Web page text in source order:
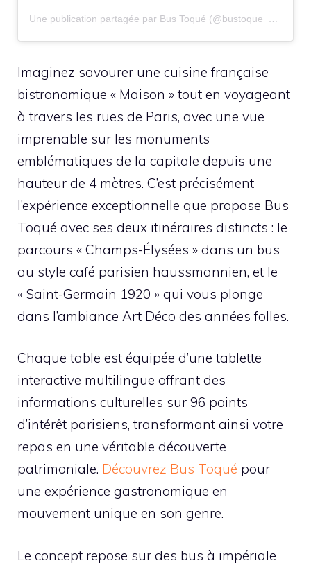
Une publication partagée par Bus Toqué (@bustoque_paris)
Imaginez savourer une cuisine française
bistronomique « Maison » tout en voyageant
à travers les rues de Paris, avec une vue
imprenable sur les monuments
emblématiques de la capitale depuis une
hauteur de 4 mètres. C’est précisément
l’expérience exceptionnelle que propose Bus
Toqué avec ses deux itinéraires distincts : le
parcours « Champs-Élysées » dans un bus
au style café parisien haussmannien, et le
« Saint-Germain 1920 » qui vous plonge
dans l’ambiance Art Déco des années folles.
Chaque table est équipée d’une tablette
interactive multilingue offrant des
informations culturelles sur 96 points
d’intérêt parisiens, transformant ainsi votre
repas en une véritable découverte
patrimoniale. Découvrez Bus Toqué pour
une expérience gastronomique en
mouvement unique en son genre.
Le concept repose sur des bus à impériale